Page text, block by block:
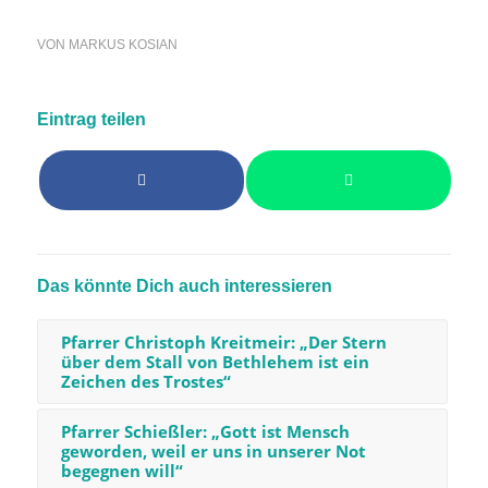
VON MARKUS KOSIAN
Eintrag teilen
Das könnte Dich auch interessieren
Pfarrer Christoph Kreitmeir: „Der Stern
über dem Stall von Bethlehem ist ein
Zeichen des Trostes“
Pfarrer Schießler: „Gott ist Mensch
geworden, weil er uns in unserer Not
begegnen will“